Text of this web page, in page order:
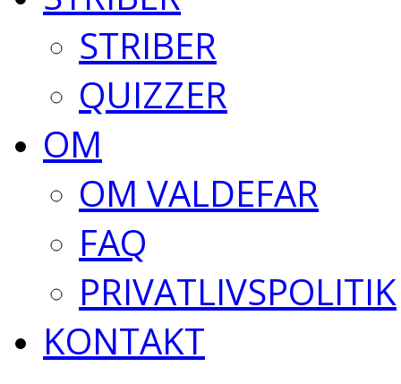
STRIBER
QUIZZER
OM
OM VALDEFAR
FAQ
PRIVATLIVSPOLITIK
KONTAKT